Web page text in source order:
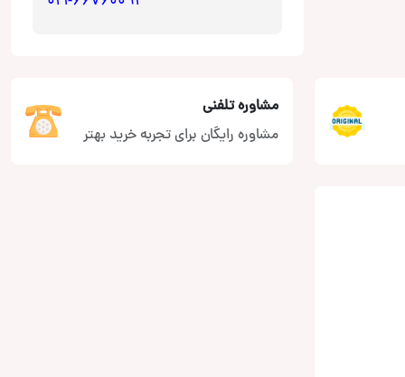
مشاوره تلفنی
مشاوره رایگان برای تجربه خرید بهتر